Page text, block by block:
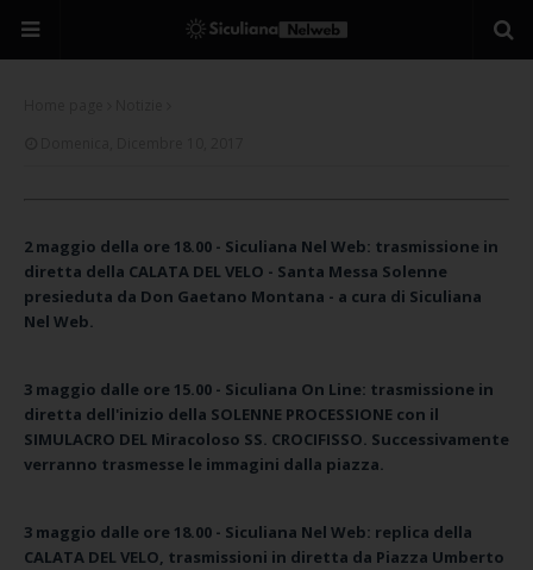
2 maggio della ore 18.00 - Siculiana Nel Web: trasmissione in
diretta della CALATA DEL VELO - Santa Messa Solenne
presieduta da Don Gaetano Montana - a cura di Siculiana
Nel Web.
3 maggio dalle ore 15.00 - Siculiana On Line: trasmissione in
diretta dell'inizio della SOLENNE PROCESSIONE con il
SIMULACRO DEL Miracoloso SS. CROCIFISSO. Successivamente
verranno trasmesse le immagini dalla piazza.
3 maggio dalle ore 18.00 - Siculiana Nel Web: replica della
CALATA DEL VELO, trasmissioni in diretta da Piazza Umberto